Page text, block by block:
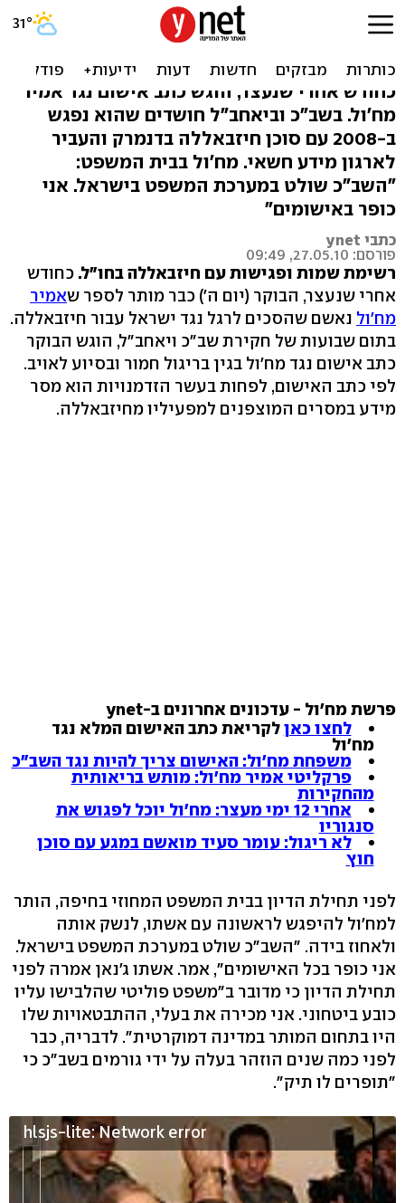
האישום: מח'ול סיפר
לחיזבאללה איפה המוסד
כחודש אחרי שנעצר, הוגש כתב אישום נגד אמיר
מח'ול. בשב"כ וביאחב"ל חושדים שהוא נפגש
ב-2008 עם סוכן חיזבאללה בדנמרק והעביר
לארגון מידע חשאי. מח'ול בבית המשפט:
"השב"כ שולט במערכת המשפט בישראל. אני
כופר באישומים"
כתבי ynet
פורסם: 27.05.10, 09:49
רשימת שמות ופגישות עם חיזבאללה בחו"ל. כחודש
אחרי שנעצר, הבוקר (יום ה') כבר מותר לספר שאמיר
מח'ול נאשם שהסכים לרגל נגד ישראל עבור חיזבאללה.
בתום שבועות של חקירת שב"כ ויאחב"ל, הוגש הבוקר
כתב אישום נגד מח'ול בגין בריגול חמור ובסיוע לאויב.
לפי כתב האישום, לפחות בעשר הזדמנויות הוא מסר
מידע במסרים המוצפנים למפעיליו מחיזבאללה.
פרשת מח'ול - עדכונים אחרונים ב-ynet
לחצו כאןלקריאת כתב האישום המלא נגד
מח'ול
משפחת מח'ול: האישום צריך להיות נגד השב"כ
פרקליטי אמיר מח'ול: מותש בריאותית
מהחקירות
אחרי 12 ימי מעצר: מח'ול יוכל לפגוש את
סנגוריו
לא ריגול: עומר סעיד מואשם במגע עם סוכן
חוץ
לפני תחילת הדיון בבית המשפט המחוזי בחיפה, הותר
למח'ול להיפגש לראשונה עם אשתו, לנשק אותה
ולאחוז בידה. "השב"כ שולט במערכת המשפט בישראל.
אני כופר בכל האישומים", אמר. אשתו ג'נאן אמרה לפני
תחילת הדיון כי מדובר ב"משפט פוליטי שהלבישו עליו
כובע ביטחוני. אני מכירה את בעלי, ההתבטאויות שלו
היו בתחום המותר במדינה דמוקרטית". לדבריה, כבר
לפני כמה שנים הוזהר בעלה על ידי גורמים בשב"כ כי
"תופרים לו תיק".
hlsjs-lite: Network error